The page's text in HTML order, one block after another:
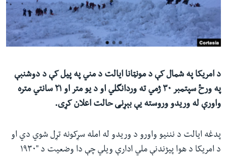
شئ
لټون
ځای
شئ
له مونږ سره په تماس کې پاتې شئ
ژبې
د امریکا په شمال کې د مونټانا ایالت د مني په پیل کې د دوشنبې
په ورځ سپتمبر ٣٠ ژمي ته وردانگلي او د یو متر او ٢١ سانتي متره
واورې له وریدو وروسته یې بېړنی حالت اعلان کړی.
پدغه ایالت د نننیو واورو د وریدو له امله سړکونه تړل شوي دي او
د امریکا د هوا پیژندنې ملي ادارې ویلي چې دا وضعیت د "١٩٣٠